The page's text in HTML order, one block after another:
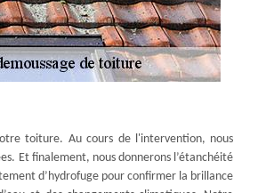
toiture. Au cours de l'intervention, nous
Et finalement, nous donnerons l’étanchéité
d’hydrofuge pour confirmer la brillance